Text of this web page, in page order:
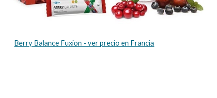
Berry Balance Fuxion - ver precio en Francia